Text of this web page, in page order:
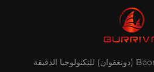
تقدم شركة Baoruihua (دونغقوان) للتكنولوجيا الدقيقة